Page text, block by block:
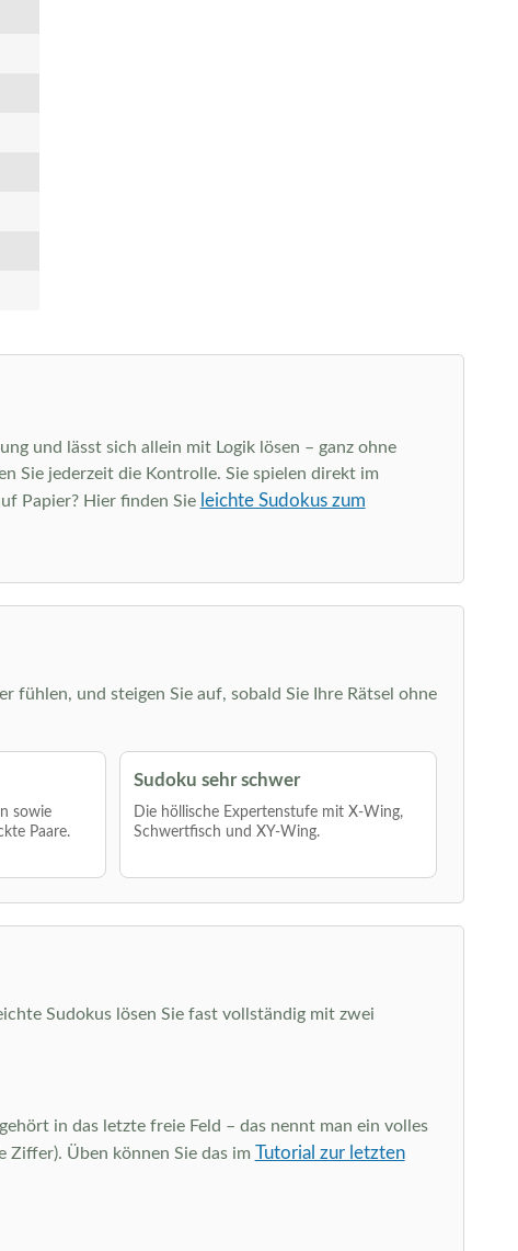
und lässt sich allein mit Logik lösen – ganz ohne
Sie jederzeit die Kontrolle. Sie spielen direkt im
Papier? Hier finden Sie leichte Sudokus zum
fühlen, und steigen Sie auf, sobald Sie Ihre Rätsel ohne
sowie
Paare.
Sudoku sehr schwer
Die höllische Expertenstufe mit X-Wing,
Schwertfisch und XY-Wing.
Sudokus lösen Sie fast vollständig mit zwei
in das letzte freie Feld – das nennt man ein volles
Ziffer). Üben können Sie das im Tutorial zur letzten